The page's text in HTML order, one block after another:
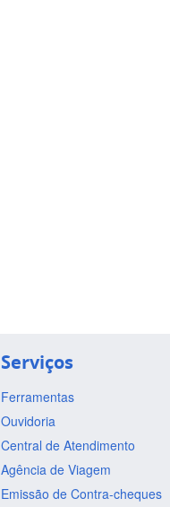
Serviços
Ferramentas
Ouvidoria
Central de Atendimento
Agência de Viagem
Emissão de Contra-cheques